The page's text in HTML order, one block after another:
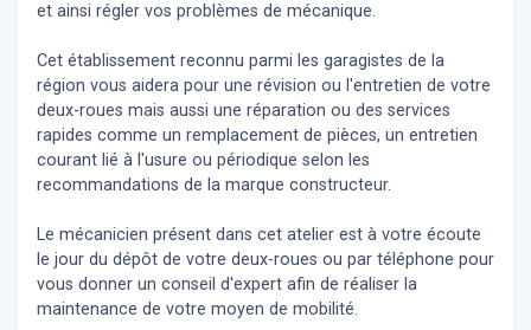
et ainsi régler vos problèmes de mécanique.
Cet établissement reconnu parmi les garagistes de la
région vous aidera pour une révision ou l'entretien de votre
deux-roues mais aussi une réparation ou des services
rapides comme un remplacement de pièces, un entretien
courant lié à l'usure ou périodique selon les
recommandations de la marque constructeur.
Le mécanicien présent dans cet atelier est à votre écoute
le jour du dépôt de votre deux-roues ou par téléphone pour
vous donner un conseil d'expert afin de réaliser la
maintenance de votre moyen de mobilité.